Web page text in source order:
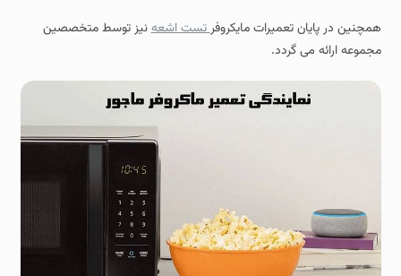
همچنین در پایان تعمیرات مایکروفرتست اشعهنیز توسط متخصصین
مجموعه ارائه می گردد.